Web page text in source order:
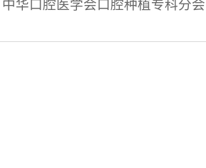
华口腔医学会口腔种植专科分